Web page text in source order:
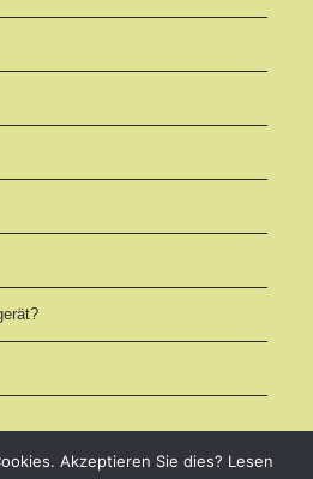
Akzeptieren Sie dies? Lesen